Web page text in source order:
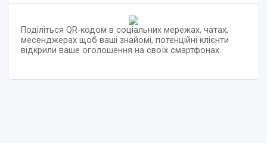
Поділіться QR-кодом в соціальних мережах, чатах,
месенджерах щоб ваші знайомі, потенційні клієнти
відкрили ваше оголошення на своїх смартфонах.